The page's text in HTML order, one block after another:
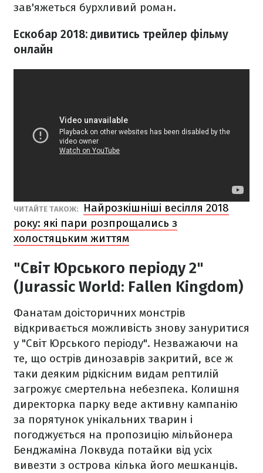
зав'яжеться бурхливий роман.
Ескобар 2018: дивитись трейлер фільму
онлайн
ЧИТАЙТЕ ТАКОЖ:
Найрозкішніші весілля 2018
року: які пари розпрощались з
холостяцьким життям
"Світ Юрського періоду 2"
(Jurassic World: Fallen Kingdom)
Фанатам доісторичних монстрів
відкривається можливість знову зануритися
у "Світ Юрського періоду". Незважаючи на
те, що острів динозаврів закритий, все ж
таки деяким рідкісним видам рептилій
загрожує смертельна небезпека. Колишня
директорка парку веде активну кампанію
за порятунок унікальних тварин і
погоджується на пропозицію мільйонера
Бенджаміна Локвуда потайки від усіх
вивезти з острова кілька його мешканців.